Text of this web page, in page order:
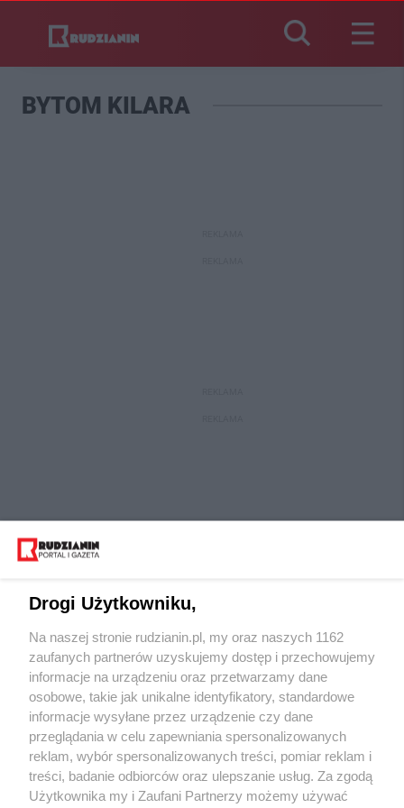
BYTOM KILARA
Wydawca mediów lokalnych
Nie zapomnij
zapoznać się z:
polityką prywatności regulamin korzystania z portali
Twojemiasto Skontaktuj sięz nami
Drogi Użytkowniku,
Na naszej stronie rudzianin.pl, my oraz naszych 1162
zaufanych partnerów uzyskujemy dostęp i przechowujemy
informacje na urządzeniu oraz przetwarzamy dane
osobowe, takie jak unikalne identyfikatory, standardowe
informacje wysyłane przez urządzenie czy dane
przeglądania w celu zapewniania spersonalizowanych
reklam, wybór spersonalizowanych treści, pomiar reklam i
treści, badanie odbiorców oraz ulepszanie usług. Za zgodą
Użytkownika my i Zaufani Partnerzy możemy używać